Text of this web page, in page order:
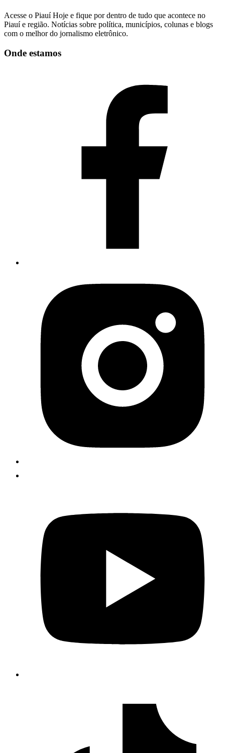
Acesse o Piauí Hoje e fique por dentro de tudo que acontece no
Piauí e região. Notícias sobre política, municípios, colunas e blogs
com o melhor do jornalismo eletrônico.
Onde estamos